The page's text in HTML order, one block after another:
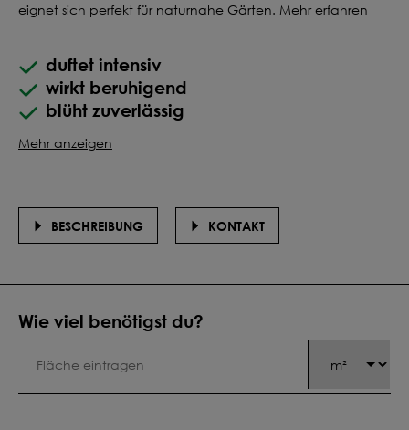
eignet sich perfekt für naturnahe Gärten. Mehr erfahren
duftet intensiv
wirkt beruhigend
blüht zuverlässig
Mehr anzeigen
Wie viel benötigst du?
BESCHREIBUNG KONTAKT